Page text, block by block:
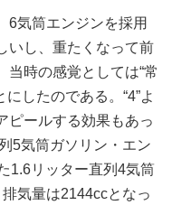
6気筒エンジンを採用
いし、重たくなって前
時の感覚としては“常
したのである。“4”よ
ピールする効果もあっ
5気筒ガソリン・エン
1.6リッター直列4気筒
気量は2144ccとなっ